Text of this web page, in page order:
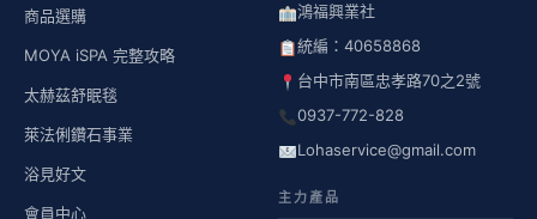
商品選購
MOYA iSPA 完整攻略
太赫茲舒眠毯
萊法俐鑽石事業
浴見好文
會員中心
鴻福興業社
統編：40658868
台中市南區忠孝路70之2號
0937-772-828
Lohaservice@gmail.com
主力產品